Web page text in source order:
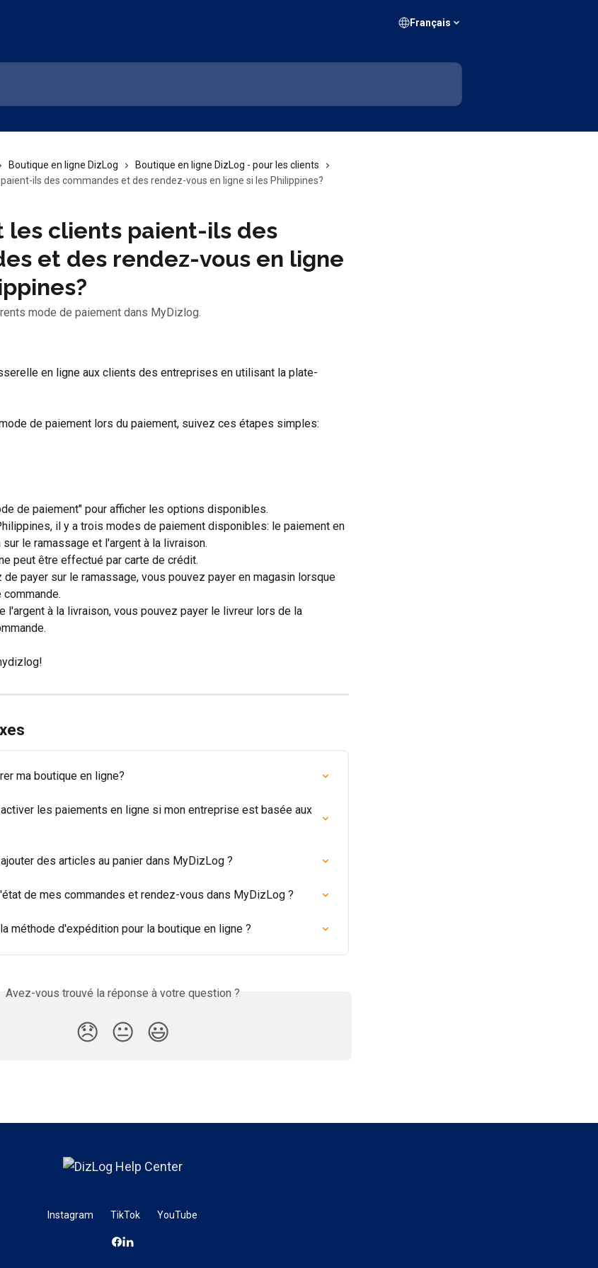
Français
Boutique en ligne DizLog
Boutique en ligne DizLog - pour les clients
ils des commandes et des rendez-vous en ligne si les Philippines?
les clients paient-ils des
et des rendez-vous en ligne
mode de paiement dans MyDizlog.
en ligne aux clients des entreprises en utilisant la plate-
de paiement lors du paiement, suivez ces étapes simples:
de paiement" pour afficher les options disponibles.
il y a trois modes de paiement disponibles: le paiement en
sur le ramassage et l'argent à la livraison.
peut être effectué par carte de crédit.
payer sur le ramassage, vous pouvez payer en magasin lorsque
l'argent à la livraison, vous pouvez payer le livreur lors de la
ma boutique en ligne?
les paiements en ligne si mon entreprise est basée aux
des articles au panier dans MyDizLog ?
de mes commandes et rendez-vous dans MyDizLog ?
méthode d'expédition pour la boutique en ligne ?
Avez-vous trouvé la réponse à votre question ?
😞 😐 😃
Instagram TikTok YouTube